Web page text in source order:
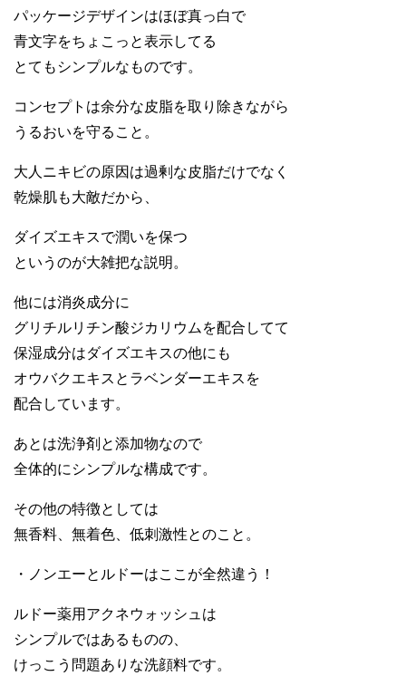
パッケージデザインはほぼ真っ白で
青文字をちょこっと表示してる
とてもシンプルなものです。
コンセプトは余分な皮脂を取り除きながら
うるおいを守ること。
大人ニキビの原因は過剰な皮脂だけでなく
乾燥肌も大敵だから、
ダイズエキスで潤いを保つ
というのが大雑把な説明。
他には消炎成分に
グリチルリチン酸ジカリウムを配合してて
保湿成分はダイズエキスの他にも
オウバクエキスとラベンダーエキスを
配合しています。
あとは洗浄剤と添加物なので
全体的にシンプルな構成です。
その他の特徴としては
無香料、無着色、低刺激性とのこと。
・ノンエーとルドーはここが全然違う！
ルドー薬用アクネウォッシュは
シンプルではあるものの、
けっこう問題ありな洗顔料です。